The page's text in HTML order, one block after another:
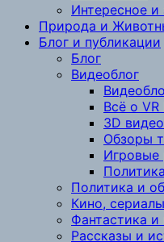
Интересное и
Природа и
Блог и публикации
Блог
Видеоблог
Всё о VR
3D видео
Обзоры
Игровые
Политика и
Кино,
Фантастика и
Рассказы и